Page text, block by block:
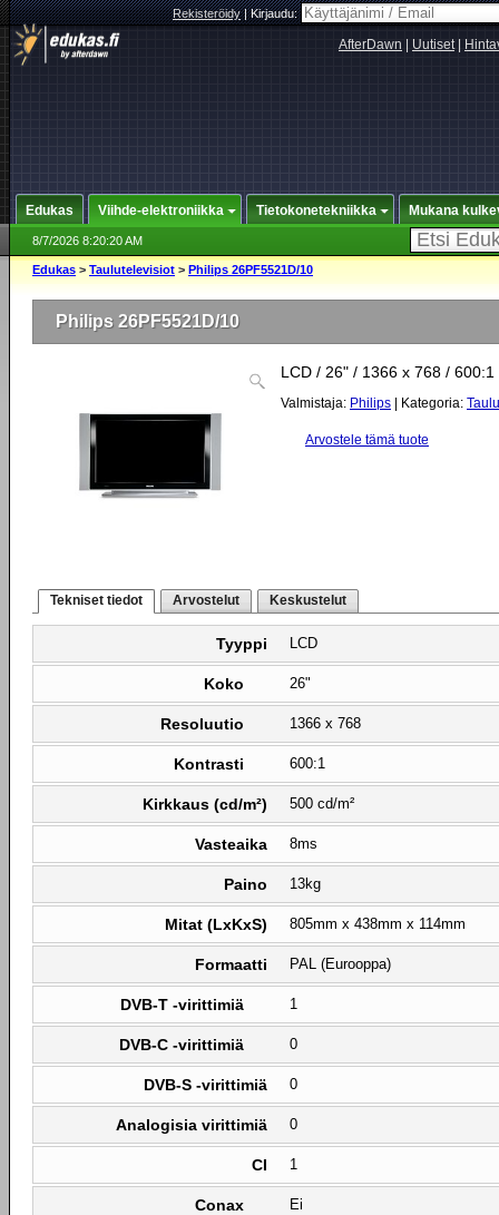
Rekisteröidy|Kirjaudu:
AfterDawn Uutiset|
Edukas Viihde-elektroniikka Tietokonetekniikka Mukana
8/7/2026 8:20:20 AM
Edukas > Taulutelevisiot > Philips 26PF5521D/10
Philips 26PF5521D/10
LCD / 26" / 1366 x 768 / 600:1
Valmistaja: Philips | Kategoria:
Arvostele tämä tuote
Tekniset tiedot Arvostelut Keskustelut
Tyyppi LCD
Koko 26"
Resoluutio 1366 x 768
Kontrasti 600:1
Kirkkaus (cd/m²) 500 cd/m²
Vasteaika 8ms
Paino 13kg
Mitat (LxKxS) 805mm x 438mm x 114mm
Formaatti PAL (Eurooppa)
DVB-T -virittimiä 1
DVB-C -virittimiä 0
DVB-S -virittimiä 0
Analogisia virittimiä 0
CI 1
Conax Ei